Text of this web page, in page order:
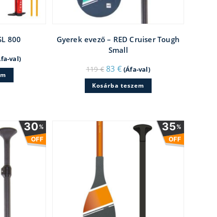
800
€.
val)
Gyerek evező – RED Cruiser Tough
Small
119€ Original
price
was:
119 €.
83 €Current
price
is:
83 €.
(Áfa-val)
Kosárba teszem
30%
OFF
35%
OFF